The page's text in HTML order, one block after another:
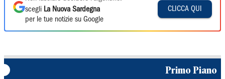
scegli La Nuova Sardegna
per le tue notizie su Google
CLICCA QUI
Primo Piano